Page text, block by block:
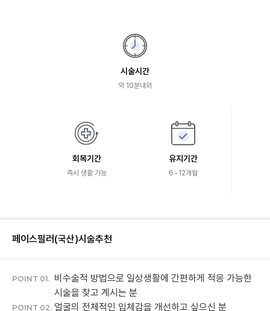
시술시간
약 10분내외
회복기간
즉시 생활 가능
유지기간
6~12개월
페이스필러(국산)시술추천
POINT 01. 비수술적 방법으로 일상생활에 간편하게 적응 가능한
시술을 찾고 계시는 분
POINT 02. 얼굴의 전체적인 입체감을 개선하고 싶으신 분